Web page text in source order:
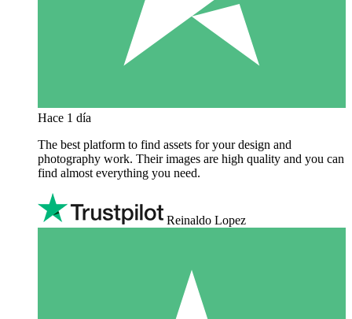
Hace 1 día
The best platform to find assets for your design and
photography work. Their images are high quality and you can
find almost everything you need.
Reinaldo Lopez